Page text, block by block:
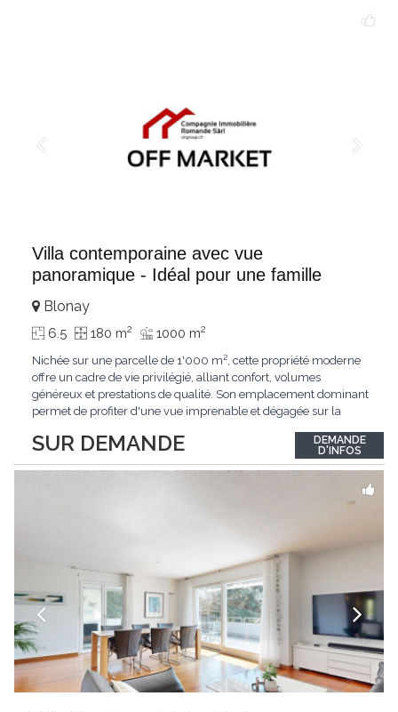
Villa contemporaine avec vue
panoramique - Idéal pour une famille
SUR DEMANDE
Blonay
6.5 180 m2 1000 m2
Nichée sur une parcelle de 1'000 m², cette propriété moderne
offre un cadre de vie privilégié, alliant confort, volumes
généreux et prestations de qualité. Son emplacement dominant
permet de profiter d'une vue imprenable et dégagée sur la
excavé, cette villa propose une surface habitable utile de plus
de 260 m², soigneusement...
DEMANDE
D'INFOS